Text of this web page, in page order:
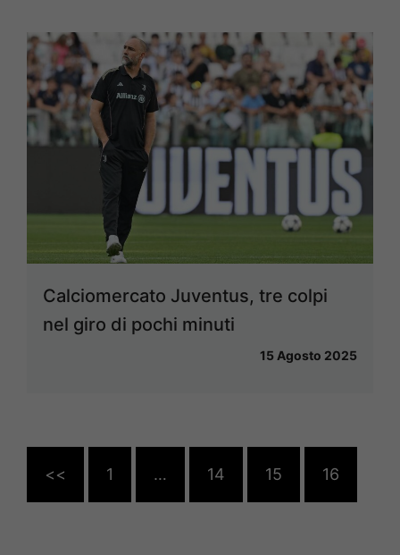
Calciomercato Juventus, tre colpi
nel giro di pochi minuti
15 Agosto 2025
<< 1 … 14 15 16